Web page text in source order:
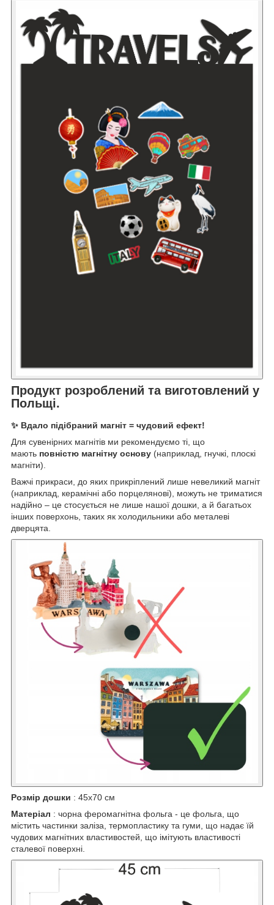
Продукт розроблений та виготовлений у
Польщі.
✨ Вдало підібраний магніт = чудовий ефект!
Для сувенірних магнітів ми рекомендуємо ті, що
мають повністю магнітну основу (наприклад, гнучкі, плоскі
магніти).
Важчі прикраси, до яких прикріплений лише невеликий магніт
(наприклад, керамічні або порцелянові), можуть не триматися
надійно – це стосується не лише нашої дошки, а й багатьох
інших поверхонь, таких як холодильники або металеві
дверцята.
Розмір дошки : 45x70 см
Матеріал : чорна феромагнітна фольга - це фольга, що
містить частинки заліза, термопластику та гуми, що надає їй
чудових магнітних властивостей, що імітують властивості
сталевої поверхні.